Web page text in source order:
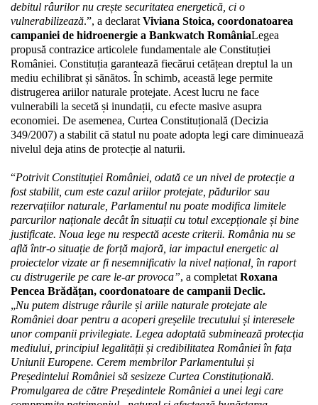
debitul râurilor nu crește securitatea energetică, ci o
vulnerabilizează.”, a declarat Viviana Stoica, coordonatoarea
campaniei de hidroenergie a Bankwatch RomâniaLegea
propusă contrazice articolele fundamentale ale Constituției
României. Constituția garantează fiecărui cetățean dreptul la un
mediu echilibrat și sănătos. În schimb, această lege permite
distrugerea ariilor naturale protejate. Acest lucru ne face
vulnerabili la secetă și inundații, cu efecte masive asupra
economiei. De asemenea, Curtea Constituțională (Decizia
349/2007) a stabilit că statul nu poate adopta legi care diminuează
nivelul deja atins de protecție al naturii.
“Potrivit Constituției României, odată ce un nivel de protecție a
fost stabilit, cum este cazul ariilor protejate, pădurilor sau
rezervațiilor naturale, Parlamentul nu poate modifica limitele
parcurilor naționale decât în situații cu totul excepționale și bine
justificate. Noua lege nu respectă aceste criterii. România nu se
află într-o situație de forță majoră, iar impactul energetic al
proiectelor vizate ar fi nesemnificativ la nivel național, în raport
cu distrugerile pe care le-ar provoca”, a completat Roxana
Pencea Brădățan, coordonatoare de campanii Declic.
„Nu putem distruge râurile și ariile naturale protejate ale
României doar pentru a acoperi greșelile trecutului și interesele
unor companii privilegiate. Legea adoptată subminează protecția
mediului, principiul legalității și credibilitatea României în fața
Uniunii Europene. Cerem membrilor Parlamentului și
Președintelui României să sesizeze Curtea Constituțională.
Promulgarea de către Președintele României a unei legi care